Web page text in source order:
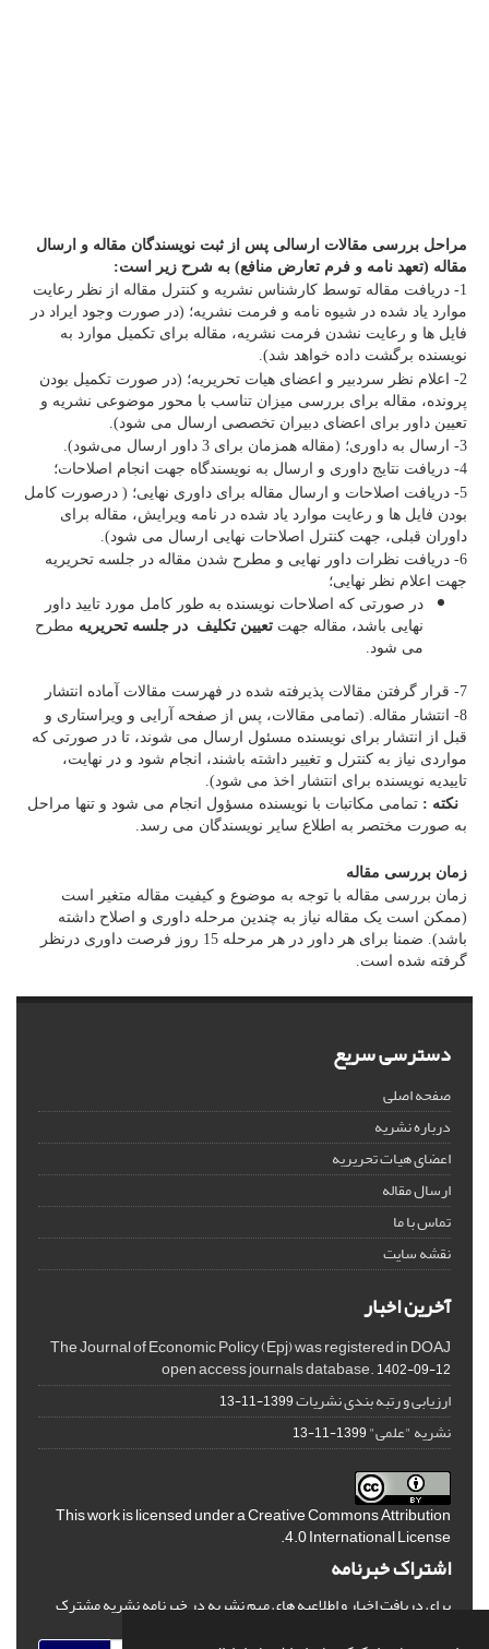
مراحل بررسی مقالات ارسالی پس از ثبت نویسندگان مقاله و ارسال
مقاله (تعهد نامه و فرم تعارض منافع) به شرح زیر است:
1- دریافت مقاله توسط کارشناس نشریه و کنترل مقاله از نظر رعایت
موارد یاد شده در شیوه نامه و فرمت نشریه؛ (در صورت وجود ایراد در
فایل ها و رعایت نشدن فرمت نشریه، مقاله برای تکمیل موارد به
نویسنده برگشت داده خواهد شد).
2- اعلام نظر سردبیر و اعضای هیات تحریریه؛ (در صورت تکمیل بودن
پرونده، مقاله برای بررسی میزان تناسب با محور موضوعی نشریه و
تعیین داور برای اعضای دبیران تخصصی ارسال می شود).
3- ارسال به داوری؛ (مقاله همزمان برای 3 داور ارسال می‌شود).
4- دریافت نتایج داوری و ارسال به نویسندگاه جهت انجام اصلاحات؛
5- دریافت اصلاحات و ارسال مقاله برای داوری نهایی؛ ( درصورت کامل
بودن فایل ها و رعایت موارد یاد شده در نامه ویرایش، مقاله برای
داوران قبلی، جهت کنترل اصلاحات نهایی ارسال می شود).
6- دریافت نظرات داور نهایی و مطرح شدن مقاله در جلسه تحریریه
جهت اعلام نظر نهایی؛
در صورتی که اصلاحات نویسنده به طور کامل مورد تایید داور
نهایی باشد، مقاله جهت تعیین تکلیف در جلسه تحریریه مطرح
می شود.
7- قرار گرفتن مقالات پذیرفته شده در فهرست مقالات آماده انتشار
8- انتشار مقاله. (تمامی مقالات، پس از صفحه آرایی و ویراستاری و
قبل از انتشار برای نویسنده مسئول ارسال می شوند، تا در صورتی که
مواردی نیاز به کنترل و تغییر داشته باشند، انجام شود و در نهایت،
تاییدیه نویسنده برای انتشار اخذ می شود).
نکته : تمامی مکاتبات با نویسنده مسؤول انجام می شود و تنها مراحل
به صورت مختصر به اطلاع سایر نویسندگان می رسد.
زمان بررسی مقاله
زمان بررسی مقاله با توجه به موضوع و کیفیت مقاله متغیر است
(ممکن است یک مقاله نیاز به چندین مرحله داوری و اصلاح داشته
باشد). ضمنا برای هر داور در هر مرحله 15 روز فرصت داوری درنظر
گرفته شده است.
دسترسی سریع
صفحه اصلی
درباره نشریه
اعضای هیات تحریریه
ارسال مقاله
تماس با ما
نقشه سایت
آخرین اخبار
The Journal of Economic Policy (Epj) was registered in DOAJ
open access journals database.1402-09-12
ارزیابی و رتبه بندی نشریات1399-11-13
نشریه "علمی"1399-11-13
This work is licensed under aCreative Commons Attribution
4.0 International License
.
اشتراک خبرنامه
برای دریافت اخبار و اطلاعیه های مهم نشریه در خبرنامه نشریه مشترک